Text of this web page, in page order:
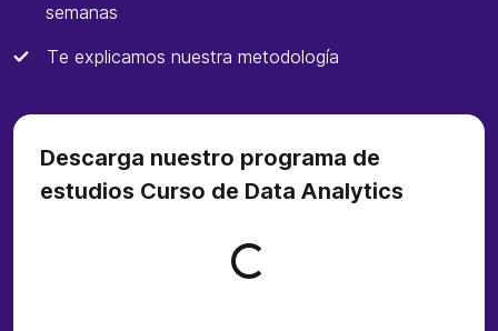
semanas
Te explicamos nuestra metodología
Descarga nuestro programa de
estudios Curso de Data Analytics
Loading form...